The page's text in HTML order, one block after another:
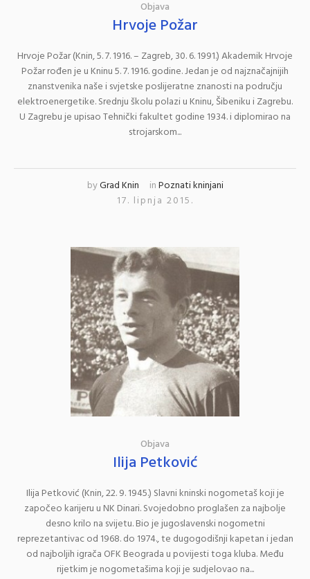
Objava
Hrvoje Požar
Hrvoje Požar (Knin, 5. 7. 1916. – Zagreb, 30. 6. 1991.) Akademik Hrvoje
Požar rođen je u Kninu 5. 7. 1916. godine. Jedan je od najznačajnijih
znanstvenika naše i svjetske poslijeratne znanosti na području
elektroenergetike. Srednju školu polazi u Kninu, Šibeniku i Zagrebu.
U Zagrebu je upisao Tehnički fakultet godine 1934. i diplomirao na
strojarskom...
byGrad Knin inPoznati kninjani
17. lipnja 2015.
Objava
Ilija Petković
Ilija Petković (Knin, 22. 9. 1945.) Slavni kninski nogometaš koji je
započeo karijeru u NK Dinari. Svojedobno proglašen za najbolje
desno krilo na svijetu. Bio je jugoslavenski nogometni
reprezetantivac od 1968. do 1974., te dugogodišnji kapetan i jedan
od najboljih igrača OFK Beograda u povijesti toga kluba. Među
rijetkim je nogometašima koji je sudjelovao na...